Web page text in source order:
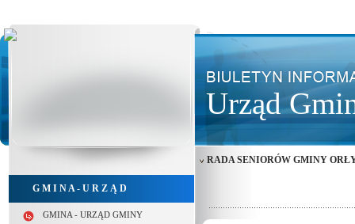
Urząd
G M I N A - U R Z Ą D
GMINA - URZĄD GMINY
RADA SENIORÓW GMINY